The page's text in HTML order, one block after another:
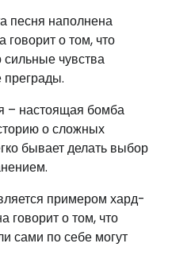
песня наполнена
о том, что
сильные чувства
– настоящая бомба
о сложных
бывает делать выбор
примером хард-
говорит о том, что
сами по себе могут